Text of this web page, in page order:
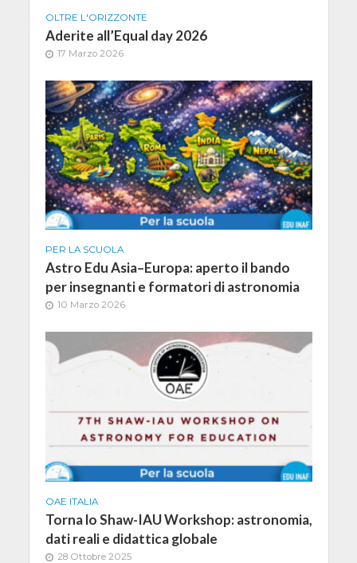
OLTRE L'ORIZZONTE
Aderite all’Equal day 2026
17 Marzo 2026
PER LA SCUOLA
Astro Edu Asia–Europa: aperto il bando
per insegnanti e formatori di astronomia
10 Marzo 2026
OAE ITALIA
Torna lo Shaw-IAU Workshop: astron­omia,
dati reali e didattica globale
28 Ottobre 2025